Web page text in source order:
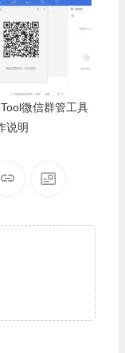
微信群管工具
说明